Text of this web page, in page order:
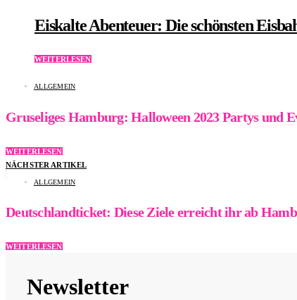
Eiskalte Abenteuer: Die schönsten
WEITERLESEN
ALLGEMEIN
Gruseliges Hamburg: Halloween 2023 Partys und
WEITERLESEN
NÄCHSTER ARTIKEL
ALLGEMEIN
Deutschlandticket: Diese Ziele erreicht ihr ab
WEITERLESEN
Newsletter